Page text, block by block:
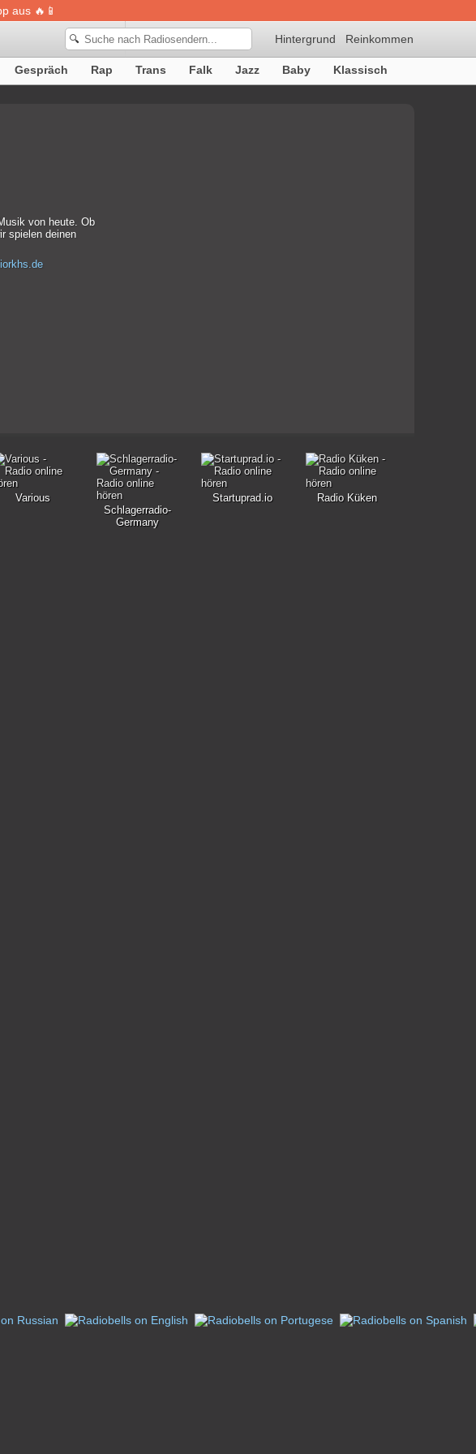
aus 🔥📱
Reinkommen
Hintergrund
🔍
Gespräch Rap Trans Falk Jazz Baby Klassisch
von heute. Ob
spielen deinen
Various
Schlagerradio-
Germany
Startuprad.io Radio Küken